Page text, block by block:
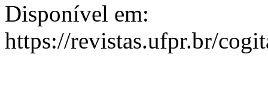
Disponível em:
https://revistas.ufpr.br/